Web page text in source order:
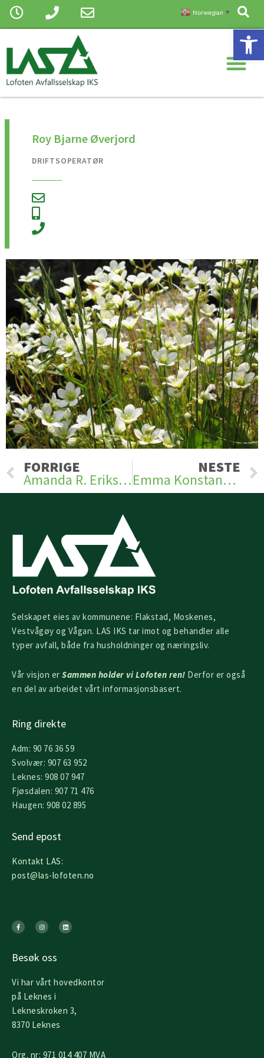
Hopp
rett
til
Norwegian ▼
Roy Bjarne Øverjord
DRIFTSOPERATØR
Prev
FORRIGE
Amanda R. Eriksen
NESTE
Emma Konstanse Bentsen Tangrand
Selskapet eies av kommunene: Flakstad, Moskenes,
Vestvågøy og Vågan. LAS IKS tar imot og behandler alle
typer avfall, både fra husholdninger og næringsliv.
Vår visjon er Sammen holder vi Lofoten ren! Derfor er også
en del av arbeidet vårt informasjonsbasert.
Ring direkte
Adm: 90 76 36 59
Svolvær: 907 63 952
Leknes: 908 07 947
Fjøsdalen: 907 71 476
Haugen: 908 02 895
Send epost
Kontakt LAS:
post@las-lofoten.no
c
e
b
-
s
t
a
m
n
k
e
Besøk oss
Vi har vårt hovedkontor
på Leknes i
Lekneskroken 3,
8370 Leknes
Org. nr: 971 014 407 MVA